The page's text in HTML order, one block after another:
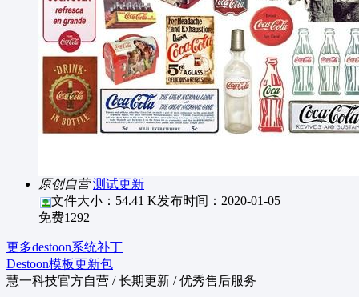
原创自营 测试更新
文件大小：54.41 K发布时间：2020-01-05
免费1292
更多destoon系统补丁
Destoon模板更新包
慧一科技官方自营 / 长期更新 / 优秀售后服务